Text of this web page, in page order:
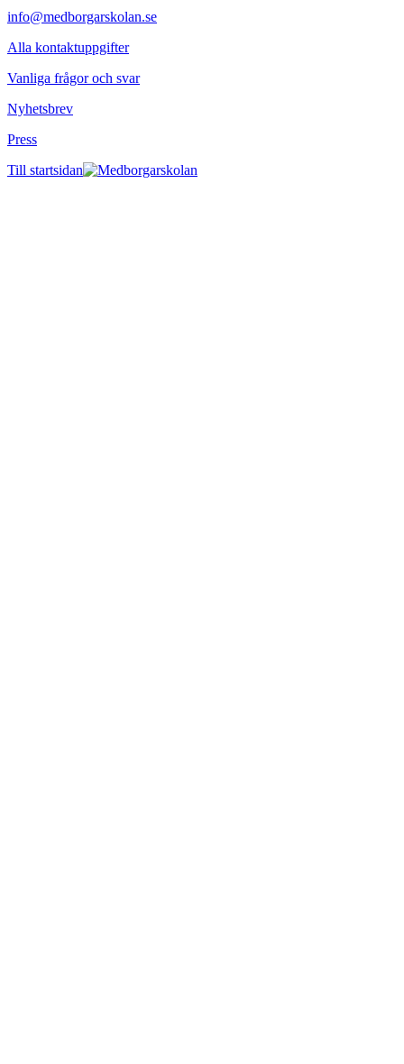
info@medborgarskolan.se
Alla kontaktuppgifter
Vanliga frågor och svar
Nyhetsbrev
Press
Till startsidan